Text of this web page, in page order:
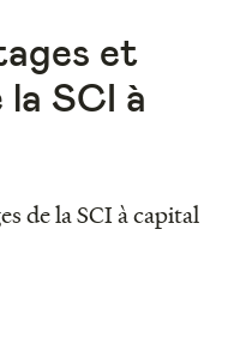
et
SCI à
de la SCI à capital